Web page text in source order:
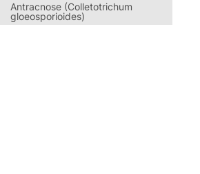
Antracnose (Colletotrichum
gloeosporioides)